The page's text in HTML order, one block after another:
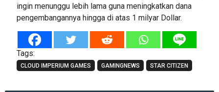
ingin menunggu lebih lama guna meningkatkan dana
pengembangannya hingga di atas 1 milyar Dollar.
Tags:
CLOUD IMPERIUM GAMES GAMINGNEWS STAR CITIZEN